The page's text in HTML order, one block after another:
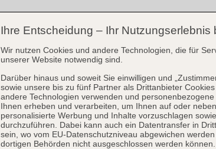
Ihre Entscheidung – Ihr Nutzungserlebnis
Wir nutzen Cookies und andere Technologien, die für
unserer Website notwendig sind.
Darüber hinaus und soweit Sie einwilligen und
sowie unsere bis zu fünf Partner als Drittanbieter
andere Technologien verwenden und
Ihnen erheben und verarbeiten, um Ihnen auf oder
personalisierte Werbung und Inhalte vorzuschlagen
durchzuführen. Dabei kann auch ein Datentransfer in
sein, wo vom EU-Datenschutzniveau abgewichen
dortigen Behörden nicht ausgeschlossen werden können.